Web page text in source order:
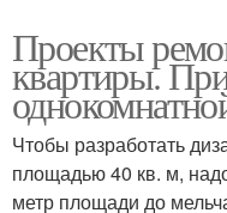
Проекты
квартиры.
Чтобы разработать
площадью 40 кв. м,
метр площади до